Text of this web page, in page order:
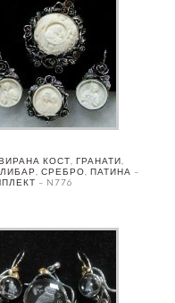
КОСТ, ГРАНАТИ,
СРЕБРО, ПАТИНА –
– N776